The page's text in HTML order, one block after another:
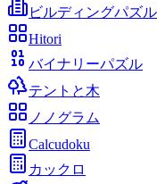
ビルディングパズル
Hitori
バイナリーパズル
テントと木
ノノグラム
Calcudoku
カックロ